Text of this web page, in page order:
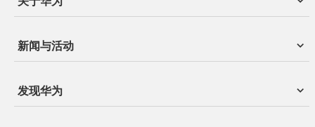
新闻与活动
发现华为